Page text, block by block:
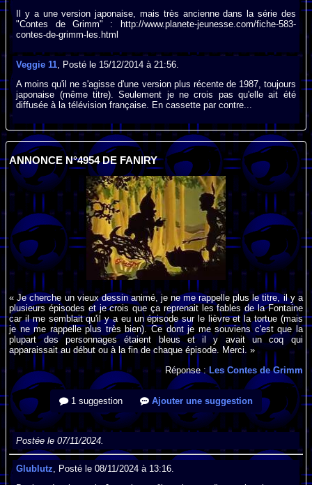
Il y a une version japonaise, mais très ancienne dans la série des
"Contes de Grimm" : http://www.planete-jeunesse.com/fiche-583-
contes-de-grimm-les.html
Veggie 11 , Posté le 15/12/2014 à 21:56.
A moins qu'il ne s'agisse d'une version plus récente de 1987, toujours
japonaise (même titre). Seulement je ne crois pas qu'elle ait été
diffusée à la télévision française. En cassette par contre...
ANNONCE N°4954 DE FANIRY
« Je cherche un vieux dessin animé, je ne me rappelle plus le titre, il y a
plusieurs épisodes et je crois que ça reprenait les fables de la Fontaine
car il me semblait qu'il y a eu un épisode sur le lièvre et la tortue (mais
je ne me rappelle plus très bien). Ce dont je me souviens c'est que la
plupart des personnages étaient bleus et il y avait un coq qui
apparaissait au début ou à la fin de chaque épisode. Merci. »
Réponse :Les Contes de Grimm
1 suggestion Ajouter une suggestion
Postée le 07/11/2024.
Glublutz, Posté le 08/11/2024 à 13:16.